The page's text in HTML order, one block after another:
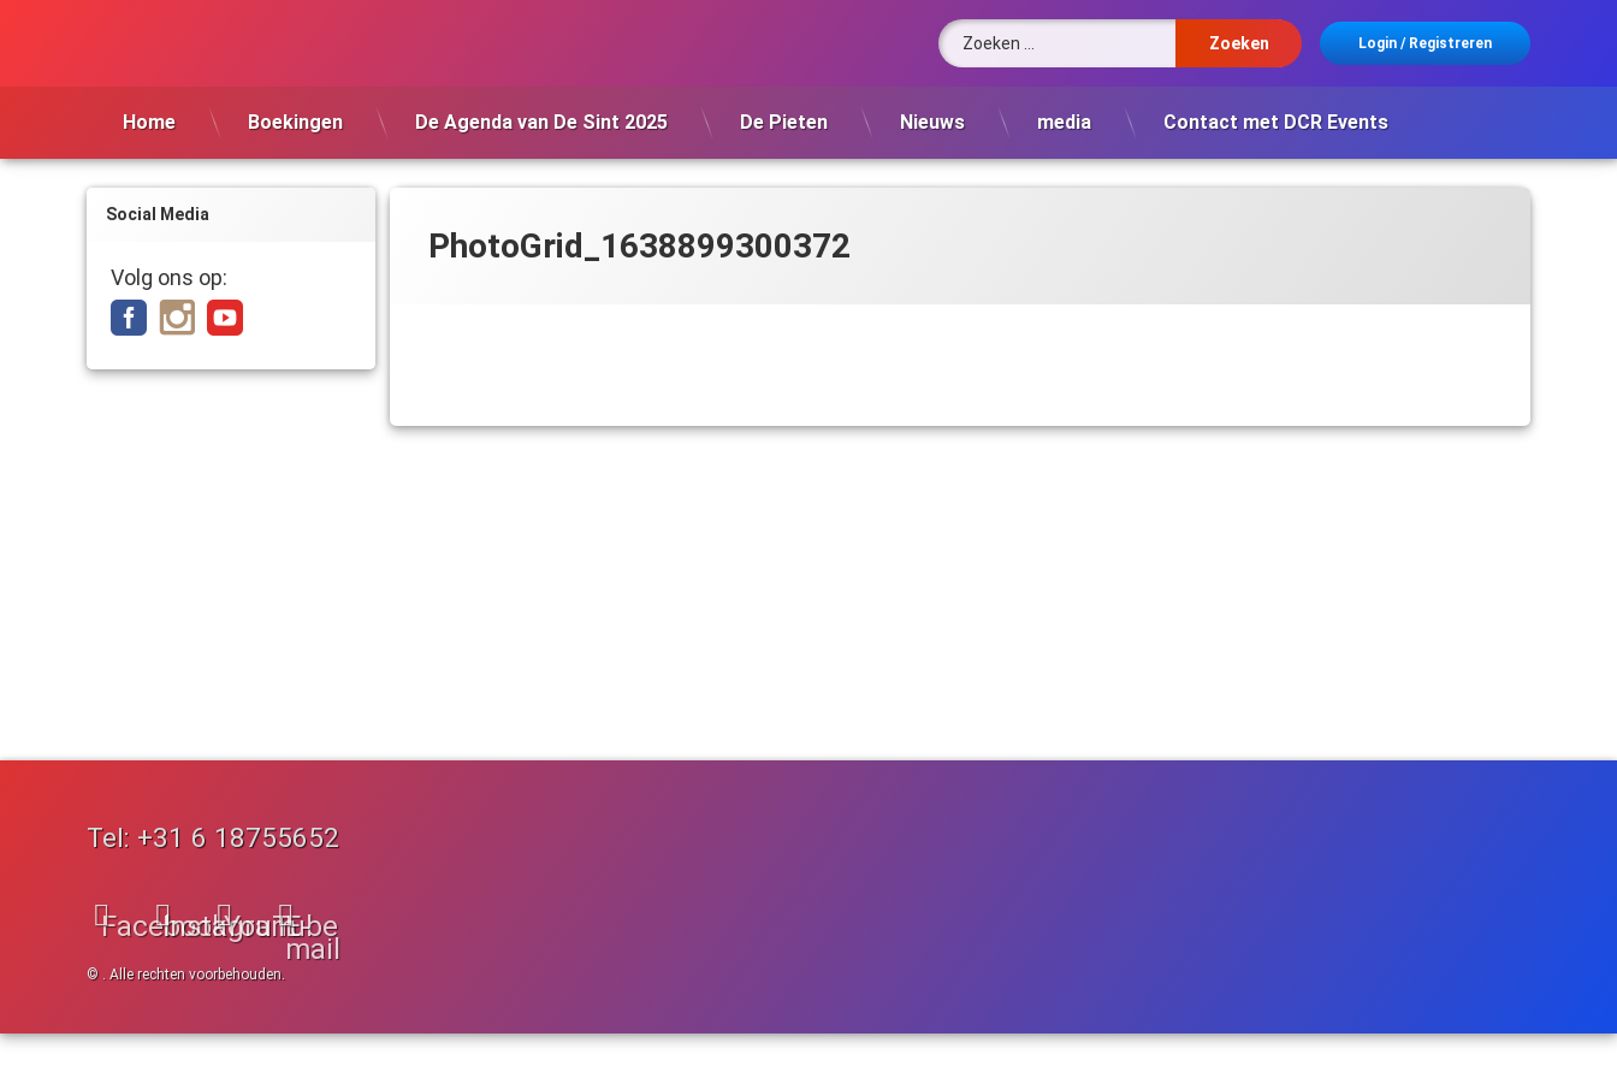
Zoeken naar:
Login /Registreren
Home Boekingen De Agenda van De Sint 2025 De Pieten Nieuws media Contact met DCR Events
PhotoGrid_1638899300372
Social Media
Volg ons op:
Tel: +31 6 18755652
FacebookInstagram
YouTube
E-
mail
© . Alle rechten voorbehouden.